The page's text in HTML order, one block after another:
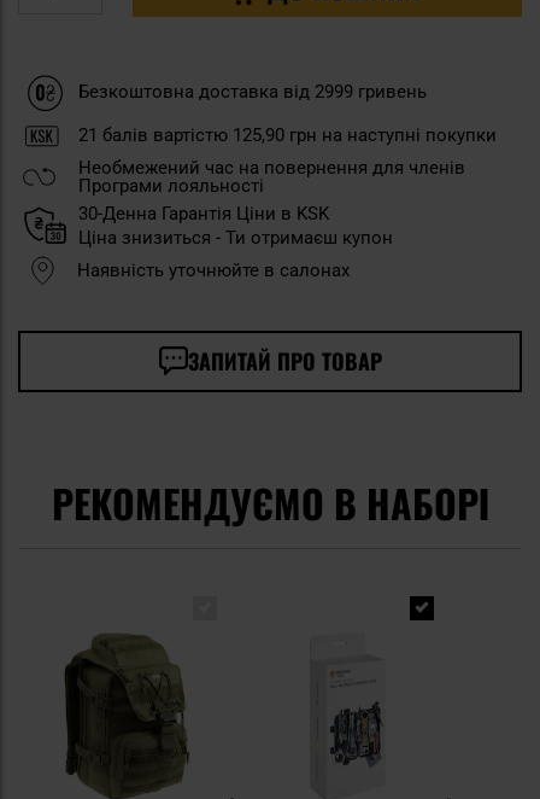
Безкоштовна доставка від 2999 гривень
21 балів вартістю 125,90 грн на наступні покупки
Необмежений час на повернення для членів
Програми лояльності
30-Денна Гарантія Ціни в KSK
Ціна знизиться - Ти отримаєш купон
Наявність уточнюйте в салонах
ЗАПИТАЙ ПРО ТОВАР
РЕКОМЕНДУЄМО В НАБОРІ